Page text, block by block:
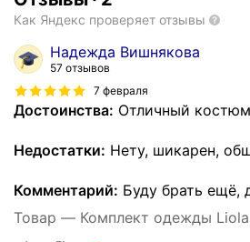
Как Яндекс проверяет отзывы
Надежда Вишнякова
57 отзывов
7 февраля
Достоинства: Отличный
Недостатки: Нету, шикарен,
Комментарий: Буду брать ещё,
Товар — Комплект одежды